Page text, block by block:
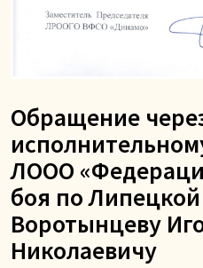
Обращение
ЛООО
боя по
Воротынцеву
Николаевичу